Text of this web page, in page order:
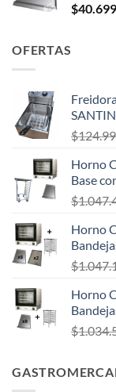
$
OFERTAS
$
Horno
Base
$
Horno
$
Horno
$